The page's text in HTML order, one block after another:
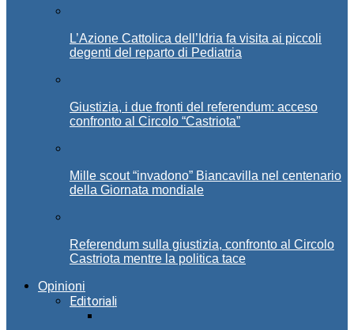
L’Azione Cattolica dell’Idria fa visita ai piccoli
degenti del reparto di Pediatria
Giustizia, i due fronti del referendum: acceso
confronto al Circolo “Castriota”
Mille scout “invadono” Biancavilla nel centenario
della Giornata mondiale
Referendum sulla giustizia, confronto al Circolo
Castriota mentre la politica tace
Opinioni
Editoriali